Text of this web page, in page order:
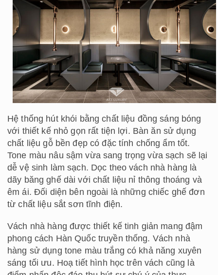
Hệ thống hút khói bằng chất liệu đồng sáng bóng
với thiết kế nhỏ gọn rất tiện lợi. Bàn ăn sử dụng
chất liệu gỗ bền đẹp có đặc tính chống ẩm tốt.
Tone màu nâu sậm vừa sang trọng vừa sạch sẽ lại
dễ vệ sinh làm sạch. Dọc theo vách nhà hàng là
dãy băng ghế dài với chất liệu nỉ thông thoáng và
êm ái. Đối diện bên ngoài là những chiếc ghế đơn
từ chất liệu sắt sơn tĩnh điện.
Vách nhà hàng được thiết kế tinh giản mang đậm
phong cách Hàn Quốc truyền thống. Vách nhà
hàng sử dụng tone màu trắng có khả năng xuyên
sáng tối ưu. Hoạ tiết hình học trên vách cũng là